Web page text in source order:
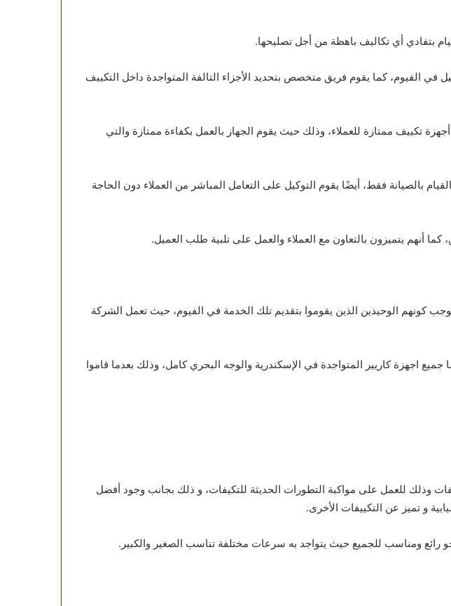
بتفادي أي تكاليف باهظة من أجل تصليحها.
الفيوم، كما يقوم فريق متخصص بتحديد الأجزاء التالفة المتواجدة داخل التكييف
تكييف ممتازة للعملاء، وذلك حيث يقوم الجهاز بالعمل بكفاءة ممتازة والتي
بالصيانة فقط، أيضًا يقوم التوكيل على التعامل المباشر من العملاء دون الحاجة
أنهم يتميزون بالتعاون مع العملاء والعمل على تلبية طلب العميل.
و ذلك بموجب كونهم الوحيدين الذين يقوموا بتقديم تلك الخدمة في الفيوم، حيث تعمل الشركة
اجهزة كاريير المتواجدة في الإسكندرية والوجه البحري كامل، وذلك بعدما قاموا
وذلك للعمل على مواكبة التطورات الحديثة للتكيفات، و ذلك بجانب وجود أفضل
رائع ومناسب للجميع حيث يتواجد به سرعات مختلفة تناسب الصغير والكبير.